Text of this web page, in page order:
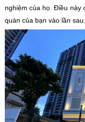
nghiệm của họ. Điều này
quán của bạn vào lần sau.